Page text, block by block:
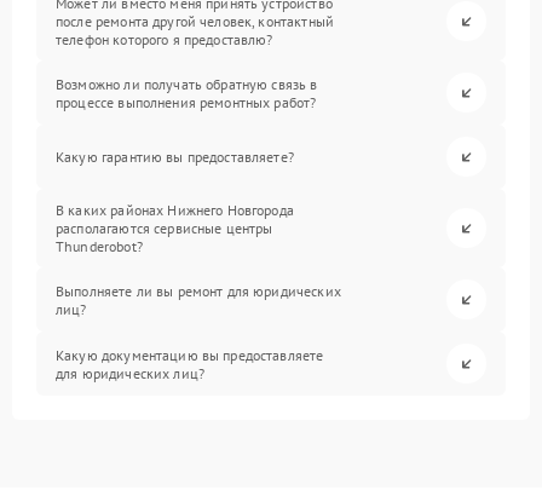
после ремонта другой человек, контактный
телефон которого я предоставлю?
Возможно ли получать обратную связь в
процессе выполнения ремонтных работ?
Какую гарантию вы предоставляете?
В каких районах Нижнего Новгорода
располагаются сервисные центры
Thunderobot?
Выполняете ли вы ремонт для юридических
лиц?
Какую документацию вы предоставляете
для юридических лиц?